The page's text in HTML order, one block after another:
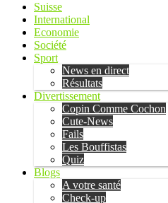
Suisse
International
Economie
Société
Sport
News en direct
Résultats
Divertissement
Copin Comme Cochon
Cute-News
Fails
Les Bouffistas
Quiz
Blogs
A votre santé
Check-up